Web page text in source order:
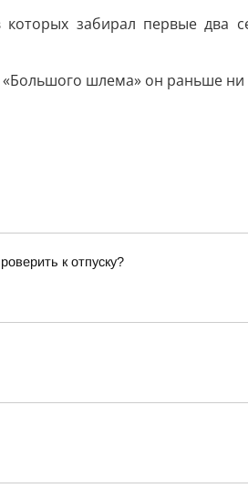
забирал первые
шлема» он раньше ни
к отпуску?